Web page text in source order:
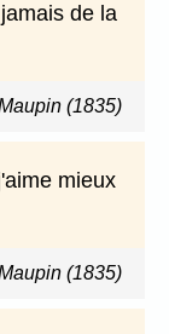
de la
(1835)
mieux
(1835)